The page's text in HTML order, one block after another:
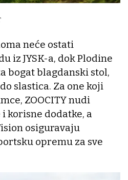
neće ostati
iz JYSK-a, dok Plodine
bogat blagdanski stol,
slastica. Za one koji
ZOOCITY nudi
korisne dodatke, a
osiguravaju
opremu za sve